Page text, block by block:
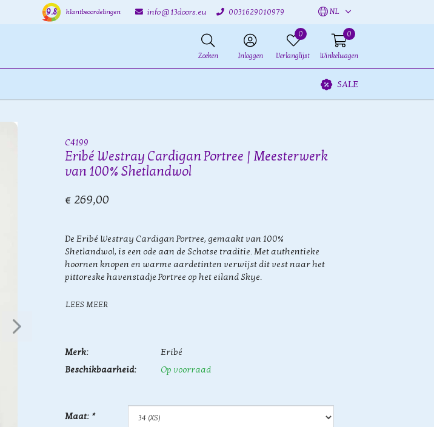
9.8 klantbeoordelingen info@13doors.eu 0031629010979 NL
Zoeken Inloggen
0
Verlanglijst
0
Winkelwagen
SALE
C4199
Eribé Westray Cardigan Portree | Meesterwerk
van 100% Shetlandwol
€ 269,00
De Eribé Westray Cardigan Portree, gemaakt van 100%
Shetlandwol, is een ode aan de Schotse traditie. Met authentieke
hoornen knopen en warme aardetinten verwijst dit vest naar het
pittoreske havenstadje Portree op het eiland Skye.
LEES MEER
Merk:
Eribé
Beschikbaarheid:
Op voorraad
Maat: *